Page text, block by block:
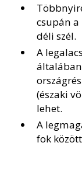
csupán
déli szél.
A
általában
(északi
lehet.
A
fok